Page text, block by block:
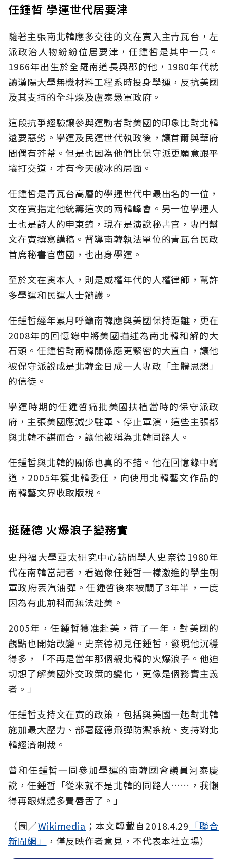
任鍾皙 學運世代居要津
隨著主張南北韓應多交往的文在寅入主青瓦台，左
派政治人物紛紛位居要津，任鍾皙是其中一員。
1966年出生於全羅南道長興郡的他，1980年代就
讀漢陽大學無機材料工程系時投身學運，反抗美國
及其支持的全斗煥及盧泰愚軍政府。
這段抗爭經驗讓參與運動者對美國的印象比對北韓
還要惡劣。學運及民運世代執政後，讓首爾與華府
間偶有芥蒂。但是也因為他們比保守派更願意跟平
壤打交道，才有今天破冰的局面。
任鍾皙是青瓦台高層的學運世代中最出名的一位，
文在寅指定他統籌這次的兩韓峰會。另一位學運人
士也是詩人的申東鎬，現在是演說秘書官，專門幫
文在寅撰寫講稿。督導南韓執法單位的青瓦台民政
首席秘書官曹國，也出身學運。
至於文在寅本人，則是威權年代的人權律師，幫許
多學運和民運人士辯護。
任鍾皙經年累月呼籲南韓應與美國保持距離，更在
2008年的回憶錄中將美國描述為南北韓和解的大
石頭。任鍾皙對兩韓關係應更緊密的大直白，讓他
被保守派說成是北韓金日成一人專政「主體思想」
的信徒。
學運時期的任鍾皙痛批美國扶植當時的保守派政
府，主張美國應減少駐軍、停止軍演，這些主張都
與北韓不謀而合，讓他被稱為北韓同路人。
任鍾皙與北韓的關係也真的不錯。他在回憶錄中寫
道，2005年獲北韓委任，向使用北韓藝文作品的
南韓藝文界收取版稅。
挺薩德 火爆浪子變務實
史丹福大學亞太研究中心訪問學人史奈德1980年
代在南韓當記者，看過像任鍾皙一樣激進的學生朝
軍政府丟汽油彈。任鍾皙後來被關了3年半，一度
因為有此前科而無法赴美。
2005年，任鍾皙獲准赴美，待了一年，對美國的
觀點也開始改變。史奈德初見任鍾皙，發現他沉穩
得多，「不再是當年那個親北韓的火爆浪子。他迫
切想了解美國外交政策的變化，更像是個務實主義
者。」
任鍾皙支持文在寅的政策，包括與美國一起對北韓
施加最大壓力、部署薩德飛彈防禦系統、支持對北
韓經濟制裁。
曾和任鍾皙一同參加學運的南韓國會議員河泰慶
說，任鍾皙「從來就不是北韓的同路人……，我懶
得再跟媒體多費唇舌了。」
（圖／Wikimedia ；本文轉載自2018.4.29 「聯合
新聞網」
，僅反映作者意見，不代表本社立場）